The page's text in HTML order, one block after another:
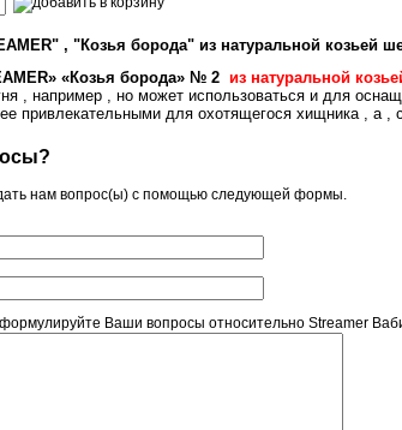
, "Козья борода" из натуральной козьей
» «Козья борода» № 2 из натуральной
, например , но может использоваться и для
привлекательными для охотящегося хищника , а ,
нам вопрос(ы) с помощью следующей формы.
Ваши вопросы относительно Streamer